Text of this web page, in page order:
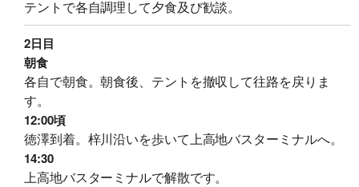
テントで各自調理して夕食及び歓談。
2日目
朝食
各自で朝食。朝食後、テントを撤収して往路を戻りま
す。
12:00頃
徳澤到着。梓川沿いを歩いて上高地バスターミナルへ。
14:30
上高地バスターミナルで解散です。